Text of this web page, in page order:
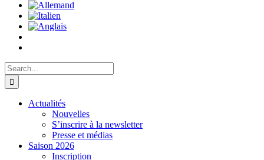
Search
for:
Actualités
Nouvelles
S’inscrire à la newsletter
Presse et médias
Saison 2026
Inscription